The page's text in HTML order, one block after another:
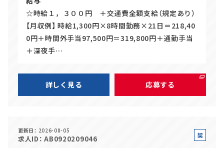
☆時給１，３００円 ＋交通費全額支給（規定あり）
【月収例】 時給1,300円×8時間勤務×21日＝218,40
0円＋時間外手当97,500円＝319,800円＋通勤手当
＋深夜手…
詳しく見る 応募する
更新日 2026-08-05
求人ID AB0920209046
契